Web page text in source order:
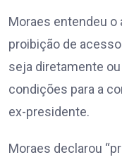
Moraes entendeu o
proibição de
seja diretamente
condições para a
ex-presidente.
Moraes declarou